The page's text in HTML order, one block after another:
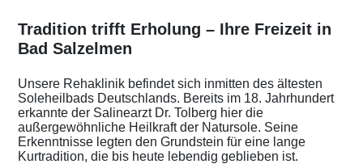
Tradition trifft Erholung – Ihre Freizeit in
Bad Salzelmen
Unsere Rehaklinik befindet sich inmitten des ältesten
Soleheilbads Deutschlands. Bereits im 18. Jahrhundert
erkannte der Salinearzt Dr. Tolberg hier die
außergewöhnliche Heilkraft der Natursole. Seine
Erkenntnisse legten den Grundstein für eine lange
Kurtradition, die bis heute lebendig geblieben ist.